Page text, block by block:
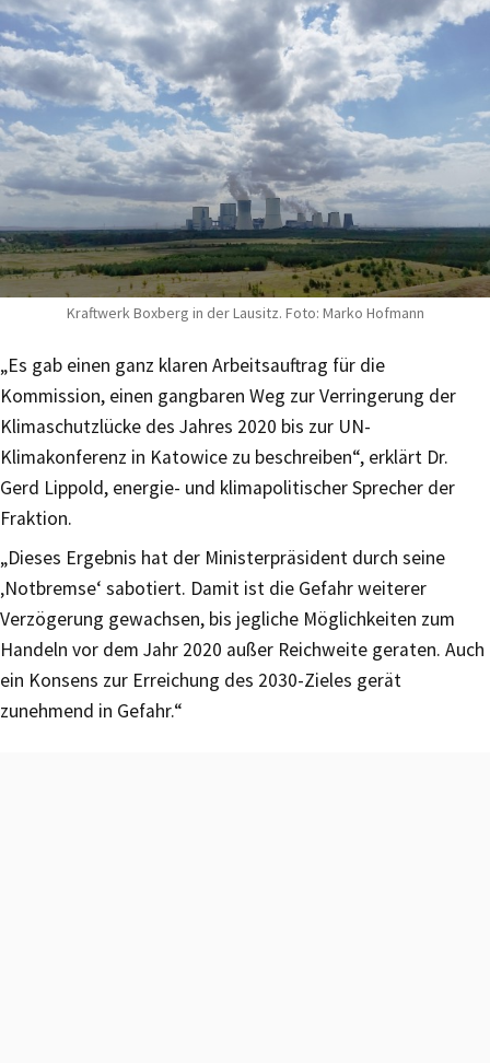
Kraftwerk Boxberg in der Lausitz. Foto: Marko Hofmann
„Es gab einen ganz klaren Arbeitsauftrag für die
Kommission, einen gangbaren Weg zur Verringerung der
Klimaschutzlücke des Jahres 2020 bis zur UN-
Klimakonferenz in Katowice zu beschreiben“, erklärt Dr.
Gerd Lippold, energie- und klimapolitischer Sprecher der
Fraktion.
„Dieses Ergebnis hat der Ministerpräsident durch seine
‚Notbremse‘ sabotiert. Damit ist die Gefahr weiterer
Verzögerung gewachsen, bis jegliche Möglichkeiten zum
Handeln vor dem Jahr 2020 außer Reichweite geraten. Auch
ein Konsens zur Erreichung des 2030-Zieles gerät
zunehmend in Gefahr.“